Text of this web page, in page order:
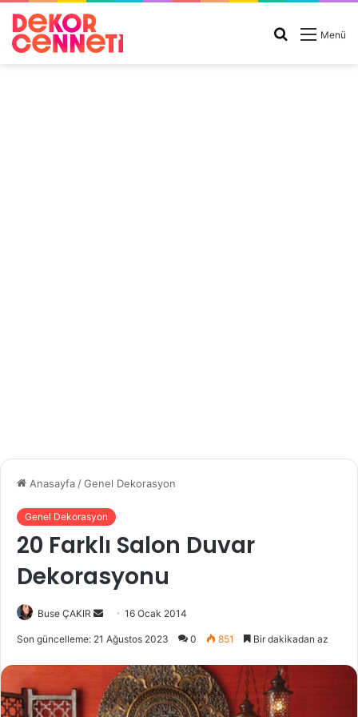
Menü
Arama
Anasayfa /Genel Dekorasyon
Genel Dekorasyon
20 Farklı Salon Duvar
Dekorasyonu
Buse ÇAKIR
-
p
16 Ocak 2014
Son güncelleme: 21 Ağustos 2023 0 851 Bir dakikadan az